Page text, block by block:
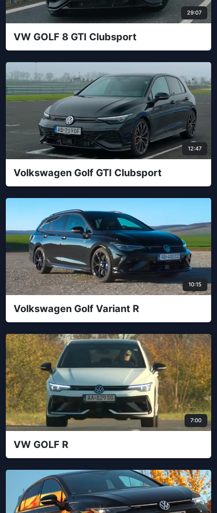
29:07
VW GOLF 8 GTI Clubsport
12:47
Volkswagen Golf GTI Clubsport
10:15
Volkswagen Golf Variant R
7:00
VW GOLF R